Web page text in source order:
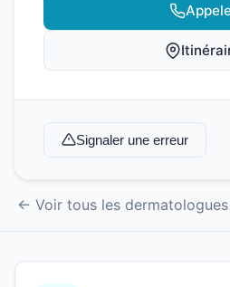
Signaler une erreur
← Voir tous les